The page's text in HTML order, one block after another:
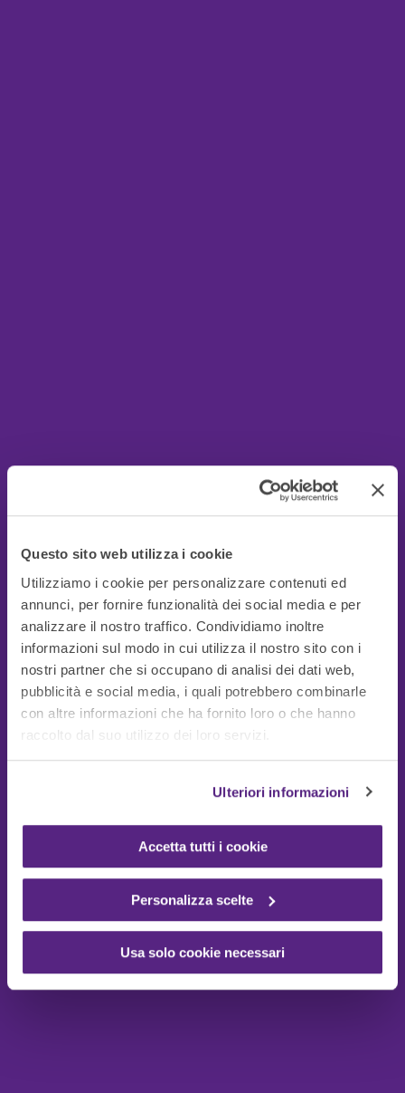
Questo sito web utilizza i cookie
Utilizziamo i cookie per personalizzare contenuti ed
annunci, per fornire funzionalità dei social media e per
analizzare il nostro traffico. Condividiamo inoltre
informazioni sul modo in cui utilizza il nostro sito con i
nostri partner che si occupano di analisi dei dati web,
pubblicità e social media, i quali potrebbero combinarle
con altre informazioni che ha fornito loro o che hanno
raccolto dal suo utilizzo dei loro servizi.
Ulteriori informazioni
Accetta tutti i cookie
Personalizza scelte
Usa solo cookie necessari
Guide Utili